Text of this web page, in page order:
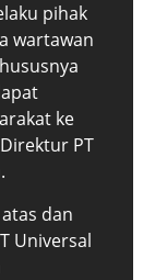
pihak
wartawan
ke
PT
dan
Universal